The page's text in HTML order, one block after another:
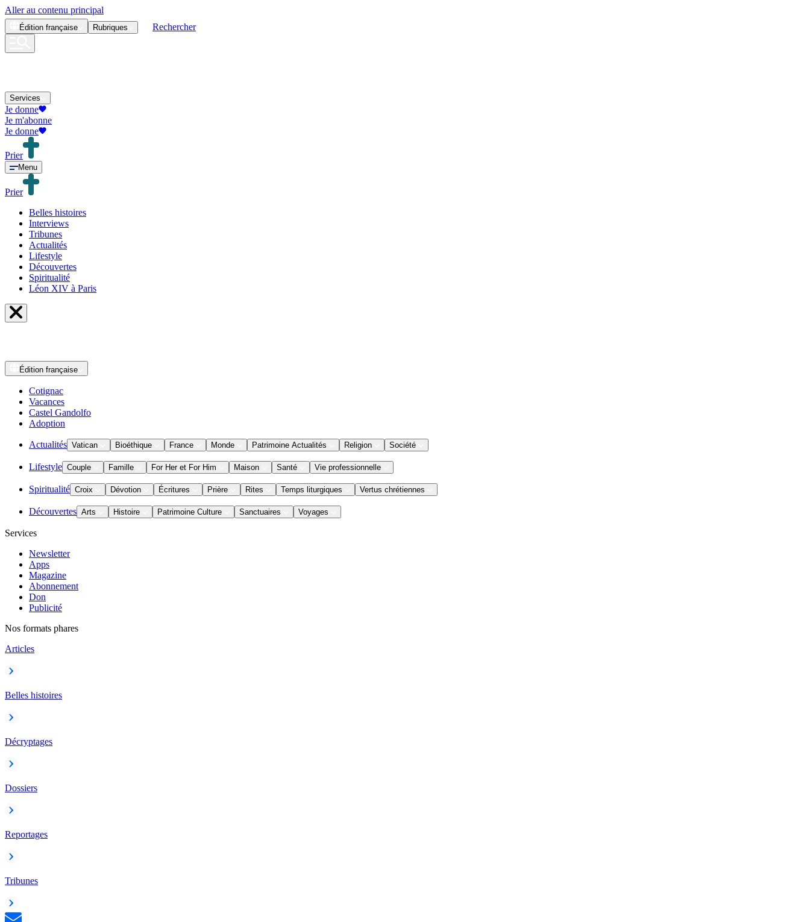
Aller au contenu principal
Édition française Rubriques Rechercher
Services
Je donne
Je m'abonne
Je donne
Prier
Menu
Prier
Belles histoires
Interviews
Tribunes
Actualités
Lifestyle
Découvertes
Spiritualité
Léon XIV à Paris
Édition française
Cotignac
Vacances
Castel Gandolfo
Adoption
Actualités Vatican Bioéthique France Monde Patrimoine Actualités Religion Société
Lifestyle Couple Famille For Her et For Him Maison Santé Vie professionnelle
Spiritualité Croix Dévotion Écritures Prière Rites Temps liturgiques Vertus chrétiennes
Découvertes Arts Histoire Patrimoine Culture Sanctuaires Voyages
Services
Newsletter
Apps
Magazine
Abonnement
Don
Publicité
Nos formats phares
Articles
Belles histoires
Décryptages
Dossiers
Reportages
Tribunes